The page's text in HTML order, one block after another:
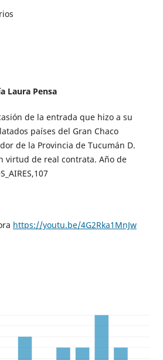
Laura Pensa
de la entrada que hizo a su
países del Gran Chaco
de la Provincia de Tucumán D.
virtud de real contrata. Año de
https://youtu.be/4G2Rka1MnJw